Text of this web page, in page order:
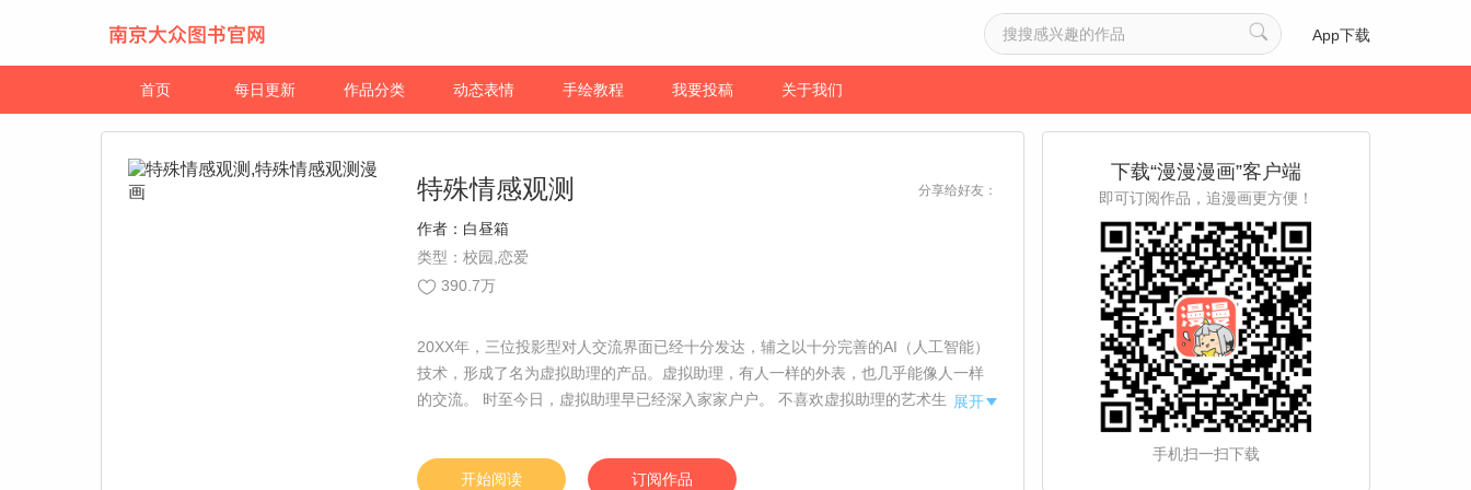
App下载
首页 每日更新 作品分类 动态表情 手绘教程 我要投稿 关于我们
特殊情感观测 分享给好友：
作者： 白昼箱
类型：校园,恋爱
390.7万
20XX年，三位投影型对人交流界面已经十分发达，辅之以十分完善的AI（人工智能）
技术，形成了名为虚拟助理的产品。虚拟助理，有人一样的外表，也几乎能像人一样
的交流。 时至今日，虚拟助理早已经深入家家户户。 不喜欢虚拟助理的艺术生，在入
展开
开始阅读 订阅作品
下载“漫漫漫画”客户端
即可订阅作品，追漫画更方便！
手机扫一扫下载